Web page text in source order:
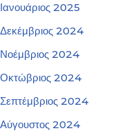
Ιανουάριος 2025
Δεκέμβριος 2024
Νοέμβριος 2024
Οκτώβριος 2024
Σεπτέμβριος 2024
Αύγουστος 2024